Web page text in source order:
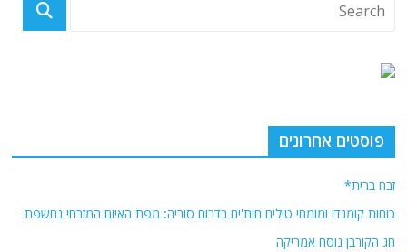
פוסטים אחרונים
זבח ברית*
כוחות קומנדו ומומחי טילים חות'ים בדרום סוריה: מפת האיום המזרחי נחשפת
חג הקורבן נוסח אמריקה